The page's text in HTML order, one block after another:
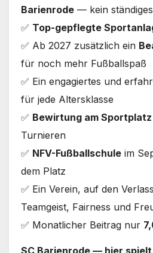
Barienrode — kein
✅ Top-gepflegte
✅ Ab 2027 zusätzlich ein
für noch mehr Fußballspaß
✅ Ein engagiertes und
für jede Altersklasse
✅ Bewirtung am Sportplatz
Turnieren
✅ NFV-Fußballschule im
dem Platz
✅ Ein Verein, auf den
Teamgeist, Fairness und
✅ Monatlicher Beitrag nur
SC Barienrode — hier